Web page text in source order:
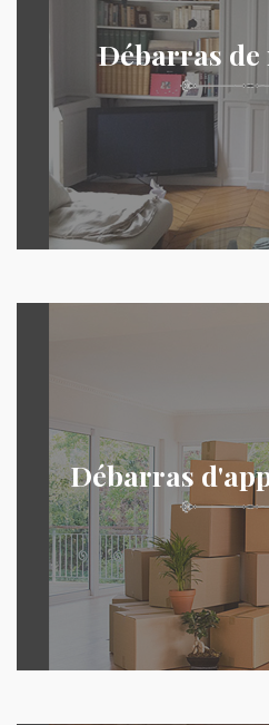
Débarras de
Débarras